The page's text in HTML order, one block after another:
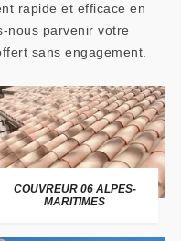
rapide et efficace en
nous parvenir votre
sans engagement.
COUVREUR 06 ALPES-
MARITIMES